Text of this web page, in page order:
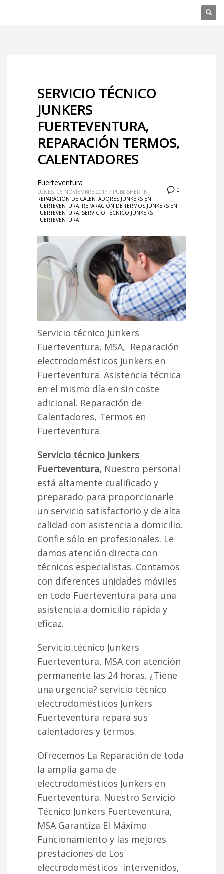
SERVICIO TÉCNICO
JUNKERS
FUERTEVENTURA,
REPARACIÓN TERMOS,
CALENTADORES
0
Fuerteventura
LUNES, 06 NOVIEMBRE 2017 / PUBLISHED IN
REPARACIÓN DE CALENTADORES JUNKERS EN
FUERTEVENTURA, REPARACIÓN DE TERMOS JUNKERS EN
FUERTEVENTURA, SERVICIO TÉCNICO JUNKERS
FUERTEVENTURA
Servicio técnico Junkers
Fuerteventura, MSA, Reparación
electrodomésticos Junkers en
Fuerteventura. Asistencia técnica
en el mismo día en sin coste
adicional. Reparación de
Calentadores, Termos en
Fuerteventura.
Servicio técnico Junkers
Fuerteventura, Nuestro personal
está altamente cualificado y
preparado para proporcionarle
un servicio satisfactorio y de alta
calidad con asistencia a domicilio.
Confie sólo en profesionales. Le
damos atención directa con
técnicos especialistas. Contamos
con diferentes unidades móviles
en todo Fuerteventura para una
asistencia a domicilio rápida y
eficaz.
Servicio técnico Junkers
Fuerteventura, MSA con atención
permanente las 24 horas. ¿Tiene
una urgencia? servicio técnico
electrodomésticos Junkers
Fuerteventura repara sus
calentadores y termos.
Ofrecemos La Reparación de toda
la amplia gama de
electrodomésticos Junkers en
Fuerteventura. Nuestro Servicio
Técnico Junkers Fuerteventura,
MSA Garantiza El Máximo
Funcionamiento y las mejores
prestaciones de Los
electrodomésticos intervenidos,